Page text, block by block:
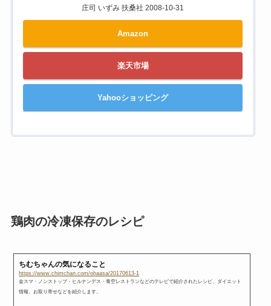
庄司 いずみ 扶桑社 2008-10-31
Amazon
楽天市場
Yahooショッピング
鶏肉の冷凍保存のレシピ
ちむちゃんの気になること
https://www.chimchan.com/ohaasa/20170613-1
金スマ・ノンストップ・ヒルナンデス・青空レストランなどのテレビで紹介されたレシピ、ダイエット
情報、お取り寄せなどを紹介します。